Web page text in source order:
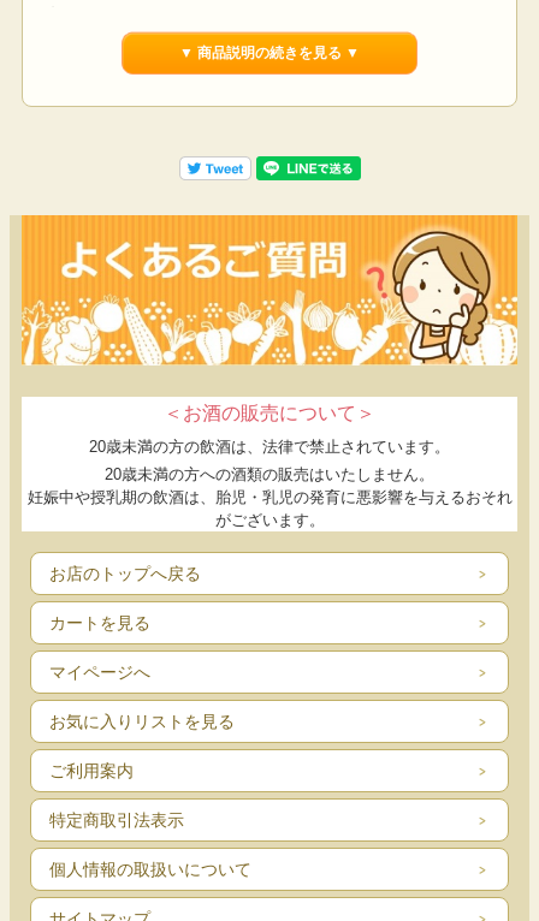
●素材こそすべて。
●大事なのは、「足し算」ではなく、「引き算」の法
●「無駄」を省き、「手間」をかける。
●レシピ通りの分量から解放され、自分の感覚を鍛え
いまある素材で料理を組み立てるようになるための、
ミニマルなレシピの数々。
読んで、作って、を繰り返すうちに、
いつのまにか、自分で料理を考えられるようになりま
家では本棚にしまわずにキッチンの近くに置いて、
日々使ってください。
料理をすることは、生きること。
今日から、「料理」が変わります。
監修・料理
古谷暢康（ふるや のぶやす）
神奈川県生まれ。10代より渡欧し、ミュージシャンと
して活動後、丹沢の山にて猟と食に携わる。
▼ 商品説明の続きを見る ▼
＜お酒の販売について＞
20歳未満の方の飲酒は、法律で禁止されています。
20歳未満の方への酒類の販売はいたしません。
妊娠中や授乳期の飲酒は、胎児・乳児の発育に悪影響を与えるおそれ
がございます。
お店のトップへ戻る
カートを見る
マイページへ
お気に入りリストを見る
ご利用案内
特定商取引法表示
個人情報の取扱いについて